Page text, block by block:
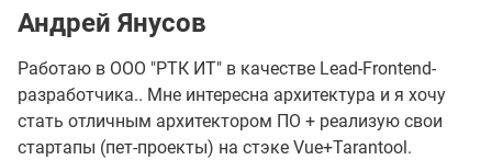
Андрей Янусов
Работаю в ООО "РТК ИТ" в качестве Lead-Frontend-
разработчика.. Мне интересна архитектура и я хочу
стать отличным архитектором ПО + реализую свои
стартапы (пет-проекты) на стэке Vue+Tarantool.